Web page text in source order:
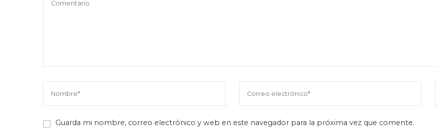
Guarda mi nombre, correo electrónico y web en este navegador para la próxima vez que comente.